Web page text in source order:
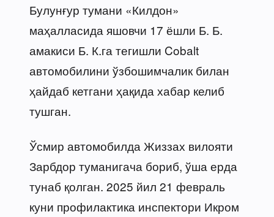
Булунғур тумани «Килдон»
маҳалласида яшовчи 17 ёшли Б. Б.
амакиси Б. К.га тегишли Cobalt
автомобилини ўзбошимчалик билан
ҳайдаб кетгани ҳақида хабар келиб
тушган.
Ўсмир автомобилда Жиззах вилояти
Зарбдор туманигача бориб, ўша ерда
тунаб қолган. 2025 йил 21 февраль
куни профилактика инспектори Икром